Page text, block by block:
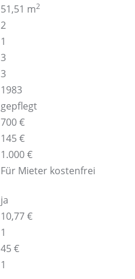
51,51 m2
2
1
3
3
1983
gepflegt
700 €
145 €
1.000 €
Für Mieter kostenfrei
ja
10,77 €
1
45 €
1